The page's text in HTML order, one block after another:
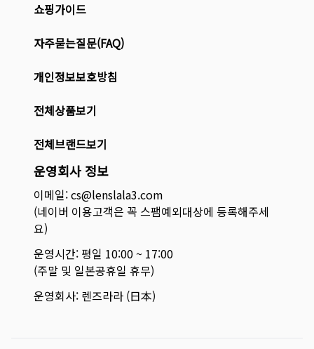
쇼핑가이드
자주묻는질문(FAQ)
개인정보보호방침
전체상품보기
전체브랜드보기
운영회사 정보
이메일: cs@lenslala3.com
(네이버 이용고객은 꼭 스팸예외대상에 등록해주세
요)
운영시간: 평일 10:00 ~ 17:00
(주말 및 일본공휴일 휴무)
운영회사: 렌즈라라 (日本)